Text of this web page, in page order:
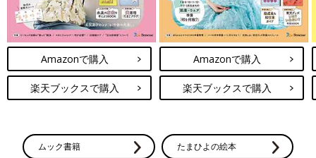
Amazonで購入
楽天ブックスで購入
Amazonで購入
楽天ブックスで購入
ムック書籍 たまひよの絵本